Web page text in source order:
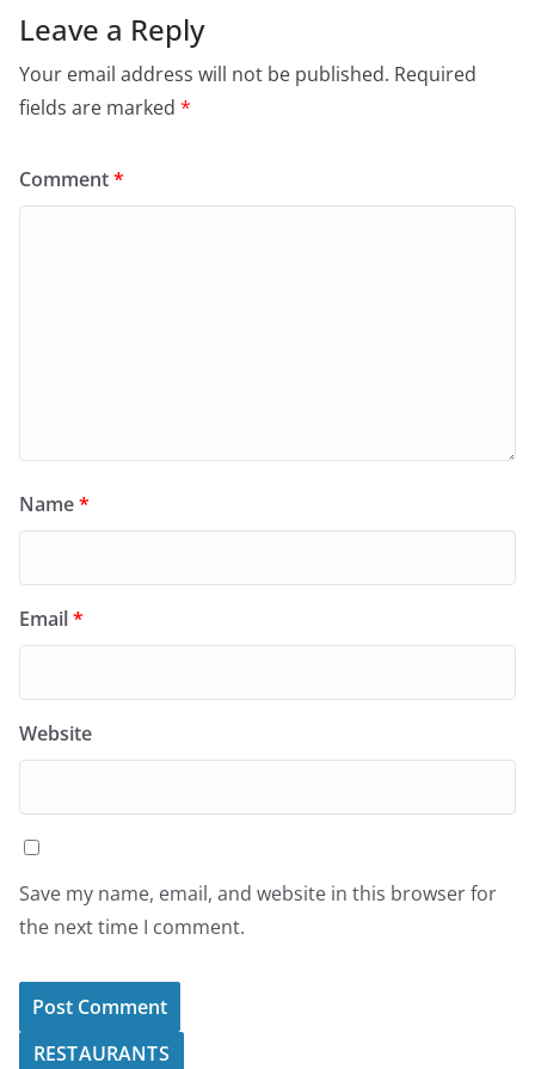
Leave a Reply
Your email address will not be published. Required
fields are marked *
Comment*
Name*
Email*
Website
Save my name, email, and website in this browser for
the next time I comment.
RESTAURANTS